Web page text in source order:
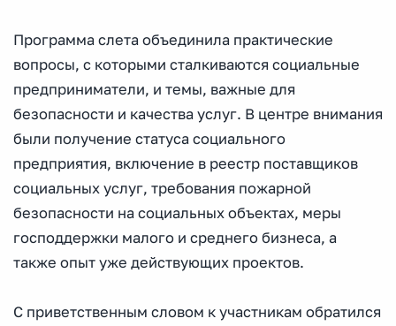
Программа слета объединила практические
вопросы, с которыми сталкиваются социальные
предприниматели, и темы, важные для
безопасности и качества услуг. В центре внимания
были получение статуса социального
предприятия, включение в реестр поставщиков
социальных услуг, требования пожарной
безопасности на социальных объектах, меры
господдержки малого и среднего бизнеса, а
также опыт уже действующих проектов.
С приветственным словом к участникам обратился